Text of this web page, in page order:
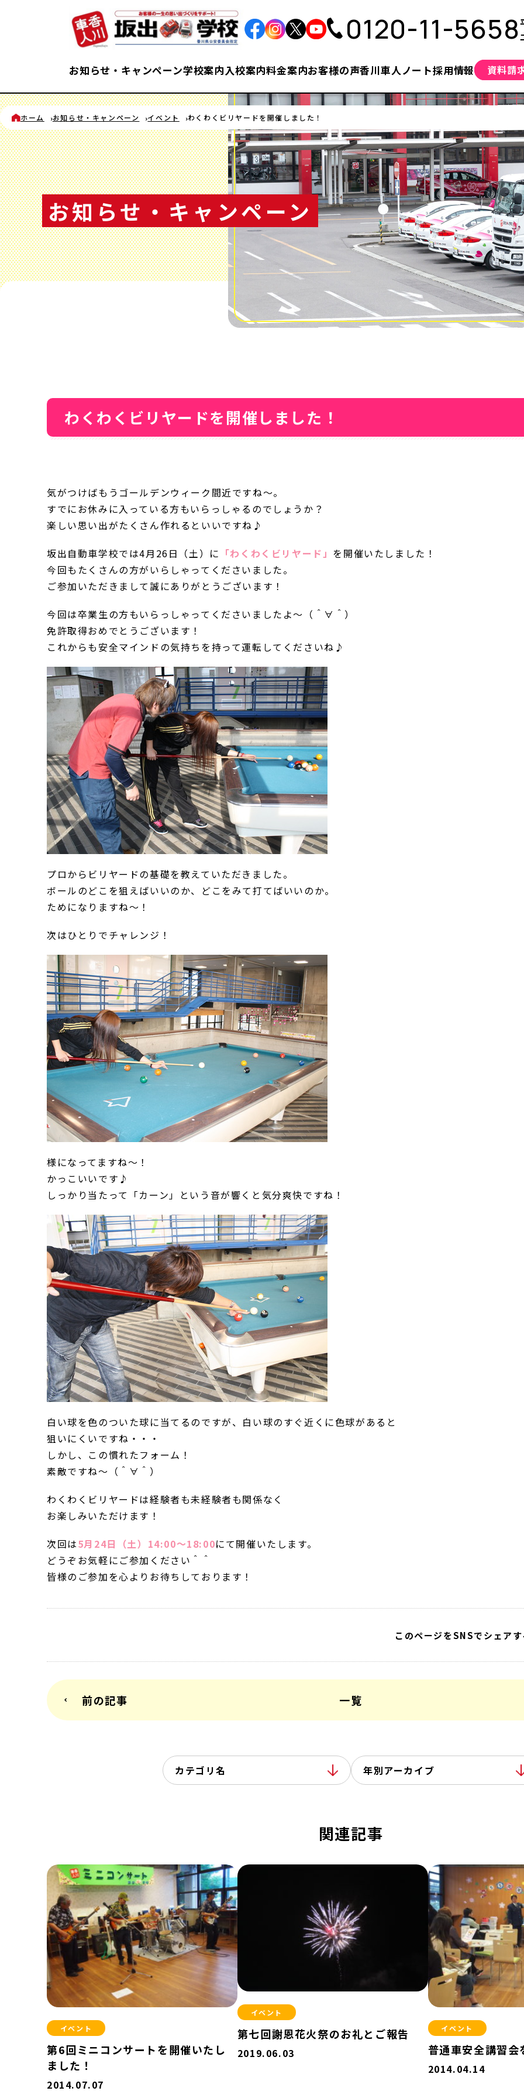
0120-11-5658
お知らせ・キャンペーン学校案内 入校案内料金案内お客様の声香川車人ノート採用情報 資料請
ホーム お知らせ・キャンペーン イベント わくわくビリヤードを開催しました！
お知らせ・キャンペーン
わくわくビリヤードを開催しました！
気がつけばもうゴールデンウィーク間近ですね～。
すでにお休みに入っている方もいらっしゃるのでしょうか？
楽しい思い出がたくさん作れるといいですね♪
坂出自動車学校では4月26日（土）に 「わくわくビリヤード」 を開催いたしました！
今回もたくさんの方がいらしゃってくださいました。
ご参加いただきまして誠にありがとうございます！
今回は卒業生の方もいらっしゃってくださいましたよ～（＾∀＾）
免許取得おめでとうございます！
これからも安全マインドの気持ちを持って運転してくださいね♪
プロからビリヤードの基礎を教えていただきました。
ボールのどこを狙えばいいのか、どこをみて打てばいいのか。
ためになりますね～！
次はひとりでチャレンジ！
様になってますね～！
かっこいいです♪
しっかり当たって「カーン」という音が響くと気分爽快ですね！
白い球を色のついた球に当てるのですが、白い球のすぐ近くに色球があると
狙いにくいですね・・・
しかし、この慣れたフォーム！
素敵ですね～（＾∀＾）
わくわくビリヤードは経験者も未経験者も関係なく
お楽しみいただけます！
次回は5月24日（土）14:00～18:00にて開催いたします。
どうぞお気軽にご参加ください＾＾
皆様のご参加を心よりお待ちしております！
このページをSNSでシェア
前の記事 一覧
カテゴリ名 年別アーカイブ
関連記事
イベント
第6回ミニコンサートを開催いたし
ました！
2014.07.07
イベント
第七回謝恩花火祭のお礼とご報告
2019.06.03
イベント
普通車安全講習
2014.04.14